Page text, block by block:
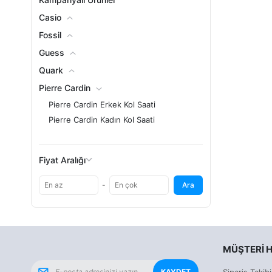
Casio
Fossil
Guess
Quark
Pierre Cardin
Pierre Cardin Erkek Kol Saati
Pierre Cardin Kadın Kol Saati
Seiko
Swatch
Fiyat Aralığı
- Ara
MÜŞTERI